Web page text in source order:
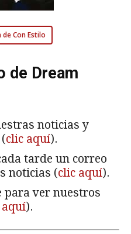
Con Estilo
de Dream
noticias y
clic aquí).
tarde un correo
noticias (clic aquí).
para ver nuestros
aquí).